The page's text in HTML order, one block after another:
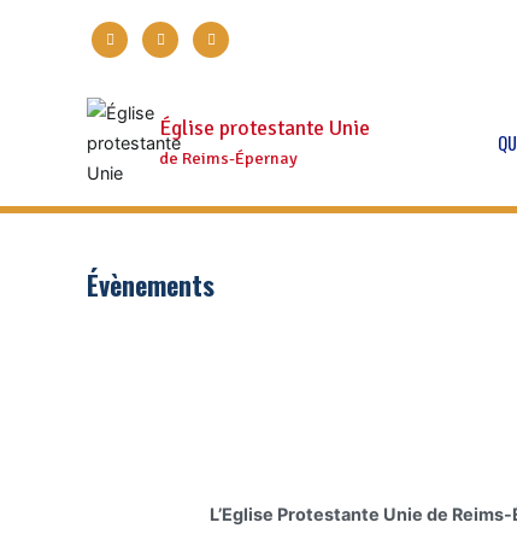
facebooktwitterinstagram
Église protestante Unie
de Reims-Épernay
Évènements
L’Eglise Protestante Unie de